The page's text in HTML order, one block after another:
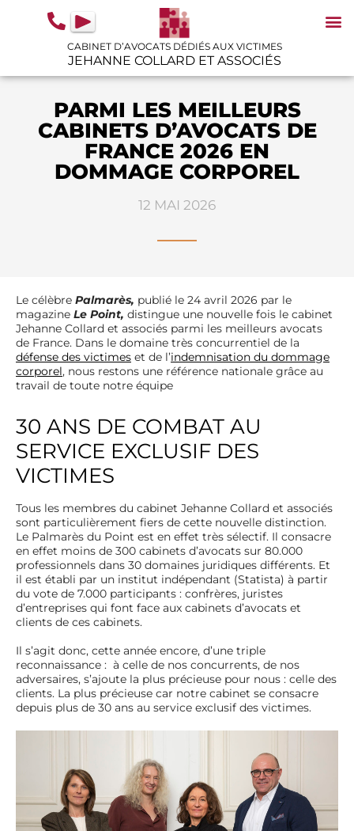
principal
CABINET D’AVOCATS DÉDIÉS AUX VICTIMES
JEHANNE COLLARD ET ASSOCIÉS
PARMI LES MEILLEURS
CABINETS D’AVOCATS DE
FRANCE 2026 EN
DOMMAGE CORPOREL
12 MAI 2026
Le célèbre Palmarès, publié le 24 avril 2026 par le
magazine Le Point, distingue une nouvelle fois le cabinet
Jehanne Collard et associés parmi les meilleurs avocats
de France. Dans le domaine très concurrentiel de la
défense des victimes et de l’indemnisation du dommage
corporel, nous restons une référence nationale grâce au
travail de toute notre équipe
30 ANS DE COMBAT AU
SERVICE EXCLUSIF DES
VICTIMES
Tous les membres du cabinet Jehanne Collard et associés
sont particulièrement fiers de cette nouvelle distinction.
Le Palmarès du Point est en effet très sélectif. Il consacre
en effet moins de 300 cabinets d’avocats sur 80.000
professionnels dans 30 domaines juridiques différents. Et
il est établi par un institut indépendant (Statista) à partir
du vote de 7.000 participants : confrères, juristes
d’entreprises qui font face aux cabinets d’avocats et
clients de ces cabinets.
Il s’agit donc, cette année encore, d’une triple
reconnaissance : à celle de nos concurrents, de nos
adversaires, s’ajoute la plus précieuse pour nous : celle des
clients. La plus précieuse car notre cabinet se consacre
depuis plus de 30 ans au service exclusif des victimes.